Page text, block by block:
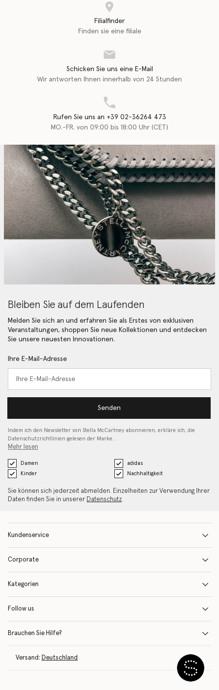
Filialfinder
Finden sie eine filiale
Schicken Sie uns eine E-Mail
Wir antworten Ihnen innerhalb von 24 Stunden
Rufen Sie uns an +39 02-36264 473
MO.-FR. von 09:00 bis 18:00 Uhr (CET)
Bleiben Sie auf dem Laufenden
Melden Sie sich an und erfahren Sie als Erstes von exklusiven
Veranstaltungen, shoppen Sie neue Kollektionen und entdecken
Sie unsere neuesten Innovationen.
Ihre E-Mail-Adresse
Senden
Indem ich den Newsletter von Stella McCartney abonnieren, erkläre ich, die
Datenschutzrichtlinien gelesen der Marke…
Mehr lesen
Damen
adidas
Kinder
Nachhaltigkeit
Sie können sich jederzeit abmelden. Einzelheiten zur Verwendung Ihrer
Daten finden Sie in unserer Datenschutz.
Kundenservice
Corporate
Kategorien
Follow us
Brauchen Sie Hilfe?
Versand: Deutschland